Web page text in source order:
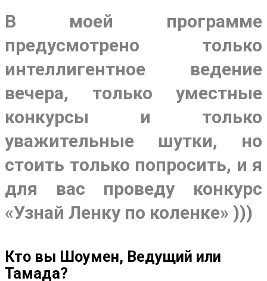
В моей программе
предусмотрено только
интеллигентное ведение
вечера, только уместные
конкурсы и только
уважительные шутки, но
стоить только попросить, и я
для вас проведу конкурс
«Узнай Ленку по коленке» )))
Кто вы Шоумен, Ведущий или
Тамада?